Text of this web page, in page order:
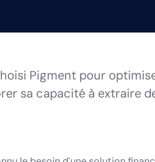
Pigment pour
sa capacité à extraire